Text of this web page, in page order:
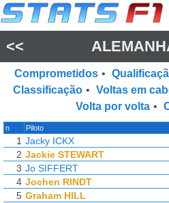
<<
Comprometidos •
Classificação • Voltas em
Volta por volta •
n Piloto
1 Jacky ICKX
2 Jackie STEWART
3 Jo SIFFERT
4 Jochen RINDT
5 Graham HILL